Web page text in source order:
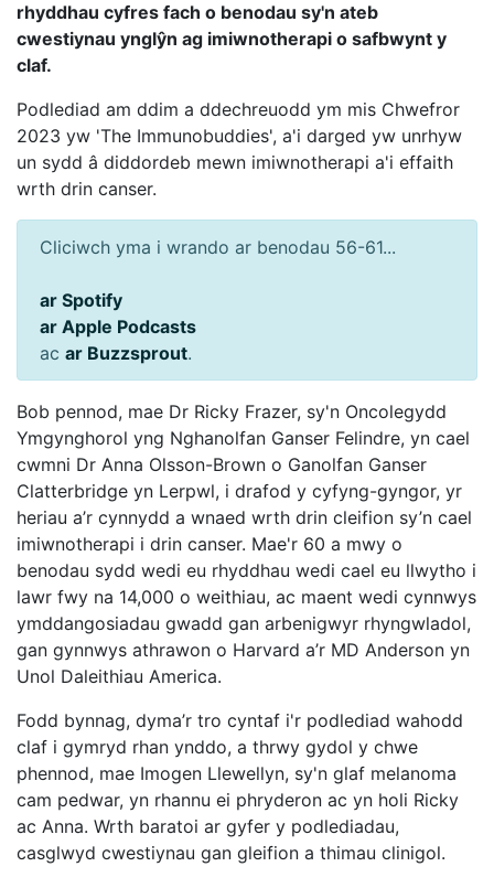
rhyddhau cyfres fach o benodau sy'n ateb
cwestiynau ynglŷn ag imiwnotherapi o safbwynt y
claf.
Podlediad am ddim a ddechreuodd ym mis Chwefror
2023 yw 'The Immunobuddies', a'i darged yw unrhyw
un sydd â diddordeb mewn imiwnotherapi a'i effaith
wrth drin canser.
Cliciwch yma i wrando ar benodau 56-61...
ar Spotify
ar Apple Podcasts
ac ar Buzzsprout.
Bob pennod, mae Dr Ricky Frazer, sy'n Oncolegydd
Ymgynghorol yng Nghanolfan Ganser Felindre, yn cael
cwmni Dr Anna Olsson-Brown o Ganolfan Ganser
Clatterbridge yn Lerpwl, i drafod y cyfyng-gyngor, yr
heriau a’r cynnydd a wnaed wrth drin cleifion sy’n cael
imiwnotherapi i drin canser. Mae'r 60 a mwy o
benodau sydd wedi eu rhyddhau wedi cael eu llwytho i
lawr fwy na 14,000 o weithiau, ac maent wedi cynnwys
ymddangosiadau gwadd gan arbenigwyr rhyngwladol,
gan gynnwys athrawon o Harvard a’r MD Anderson yn
Unol Daleithiau America.
Fodd bynnag, dyma’r tro cyntaf i'r podlediad wahodd
claf i gymryd rhan ynddo, a thrwy gydol y chwe
phennod, mae Imogen Llewellyn, sy'n glaf melanoma
cam pedwar, yn rhannu ei phryderon ac yn holi Ricky
ac Anna. Wrth baratoi ar gyfer y podlediadau,
casglwyd cwestiynau gan gleifion a thimau clinigol.